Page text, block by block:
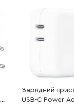
Зарядний
USB-C Power